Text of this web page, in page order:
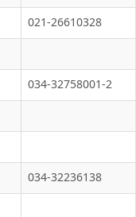
021-26610328
034-32758001-2
034-32236138